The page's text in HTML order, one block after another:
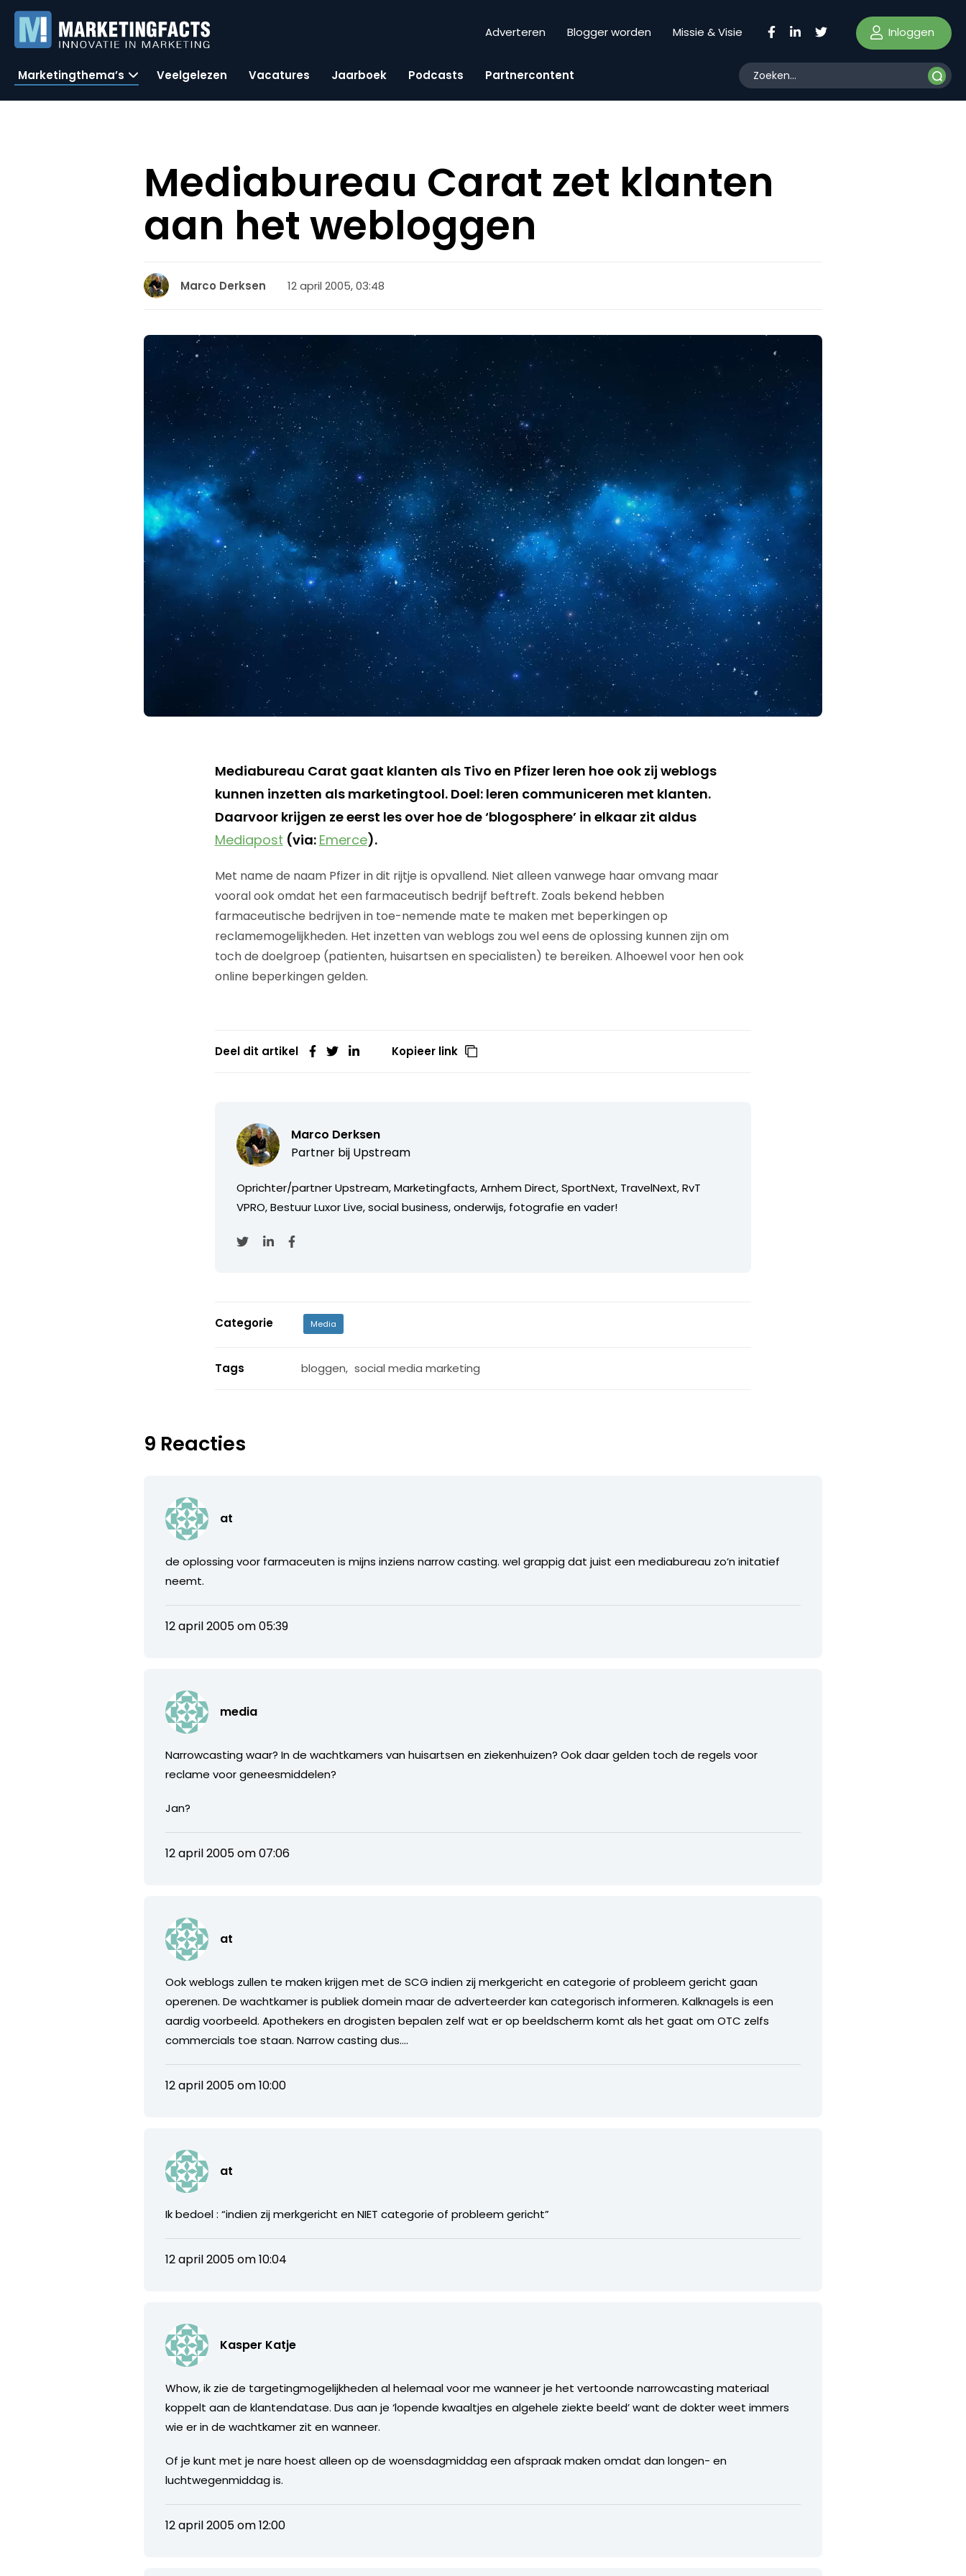
Adverteren Blogger worden Missie & Visie Inloggen
Marketingthema’s Veelgelezen Vacatures Jaarboek Podcasts Partnercontent
Mediabureau Carat zet klanten
aan het webloggen
Marco Derksen 12 april 2005, 03:48
Mediabureau Carat gaat klanten als Tivo en Pfizer leren hoe ook zij weblogs
kunnen inzetten als marketingtool. Doel: leren communiceren met klanten.
Daarvoor krijgen ze eerst les over hoe de ‘blogosphere’ in elkaar zit aldus
Mediapost (via: Emerce).
Met name de naam Pfizer in dit rijtje is opvallend. Niet alleen vanwege haar omvang maar
vooral ook omdat het een farmaceutisch bedrijf beftreft. Zoals bekend hebben
farmaceutische bedrijven in toe-nemende mate te maken met beperkingen op
reclamemogelijkheden. Het inzetten van weblogs zou wel eens de oplossing kunnen zijn om
toch de doelgroep (patienten, huisartsen en specialisten) te bereiken. Alhoewel voor hen ook
online beperkingen gelden.
Deel dit artikel Kopieer link
Marco Derksen
Partner bij Upstream
Oprichter/partner Upstream, Marketingfacts, Arnhem Direct, SportNext, TravelNext, RvT
VPRO, Bestuur Luxor Live, social business, onderwijs, fotografie en vader!
Categorie Media
Tags bloggen, social media marketing
9 Reacties
at
de oplossing voor farmaceuten is mijns inziens narrow casting. wel grappig dat juist een mediabureau zo’n initatief
neemt.
12 april 2005 om 05:39
media
Narrowcasting waar? In de wachtkamers van huisartsen en ziekenhuizen? Ook daar gelden toch de regels voor
reclame voor geneesmiddelen?
Jan?
12 april 2005 om 07:06
at
Ook weblogs zullen te maken krijgen met de SCG indien zij merkgericht en categorie of probleem gericht gaan
operenen. De wachtkamer is publiek domein maar de adverteerder kan categorisch informeren. Kalknagels is een
aardig voorbeeld. Apothekers en drogisten bepalen zelf wat er op beeldscherm komt als het gaat om OTC zelfs
commercials toe staan. Narrow casting dus….
12 april 2005 om 10:00
at
Ik bedoel : “indien zij merkgericht en NIET categorie of probleem gericht”
12 april 2005 om 10:04
Kasper Katje
Whow, ik zie de targetingmogelijkheden al helemaal voor me wanneer je het vertoonde narrowcasting materiaal
koppelt aan de klantendatase. Dus aan je ‘lopende kwaaltjes en algehele ziekte beeld’ want de dokter weet immers
wie er in de wachtkamer zit en wanneer.
Of je kunt met je nare hoest alleen op de woensdagmiddag een afspraak maken omdat dan longen- en
luchtwegenmiddag is.
12 april 2005 om 12:00